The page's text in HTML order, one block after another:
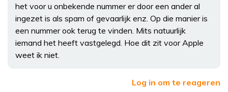
het voor u onbekende nummer er door een ander al
ingezet is als spam of gevaarlijk enz. Op die manier is
een nummer ook terug te vinden. Mits natuurlijk
iemand het heeft vastgelegd. Hoe dit zit voor Apple
weet ik niet.
Log in om te reageren